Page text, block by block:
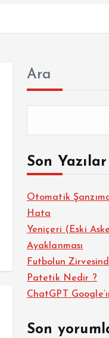
Ara
Son Yazılar
Otomatik
Hata
Yeniçeri (Eski
Ayaklanması
Futbolun
Patetik Nedir ?
ChatGPT
Son